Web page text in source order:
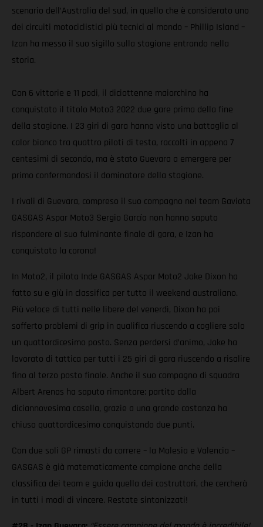
scenario dell’Australia del sud, in quello che è considerato uno
dei circuiti motociclistici più tecnici al mondo – Phillip Island –
Izan ha messo il suo sigillo sulla stagione entrando nella
storia.
Con 6 vittorie e 11 podi, il diciottenne maiorchino ha
conquistato il titolo Moto3 2022 due gare prima della fine
della stagione. I 23 giri di gara hanno visto una battaglia al
calor bianco tra quattro piloti di testa, raccolti in appena 7
centesimi di secondo, ma è stato Guevara a emergere per
primo confermandosi il dominatore della stagione.
I rivali di Guevara, compreso il suo compagno nel team Gaviota
GASGAS Aspar Moto3 Sergio García non hanno saputo
rispondere al suo fulminante finale di gara, e Izan ha
conquistato la corona!
In Moto2, il pilota Inde GASGAS Aspar Moto2 Jake Dixon ha
fatto su e giù in classifica per tutto il weekend australiano.
Più veloce di tutti nelle libere del venerdì, Dixon ha poi
sofferto problemi di grip in qualifica riuscendo a cogliere solo
un quattordicesimo posto. Senza perdersi d’animo, Jake ha
lavorato di tattica per tutti i 25 giri di gara riuscendo a risalire
fino al terzo posto finale. Anche il suo compagno di squadra
Albert Arenas ha saputo rimontare: partito dalla
diciannovesima casella, grazie a una grande costanza ha
chiuso quattordicesimo conquistando due punti.
Con due soli GP rimasti da correre – la Malesia e Valencia –
GASGAS è già matematicamente campione anche della
classifica dei team e guida quella dei costruttori, che cercherà
in tutti i modi di vincere. Restate sintonizzati!